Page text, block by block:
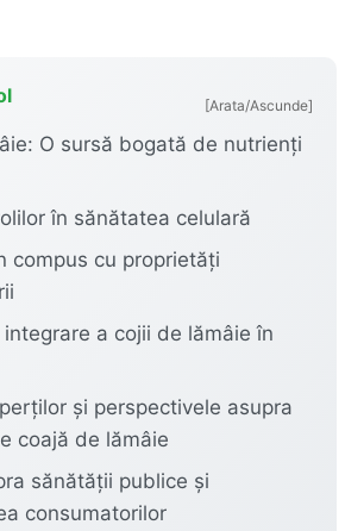
[Arata/Ascunde]
O sursă bogată de nutrienți
în sănătatea celulară
compus cu proprietăți
a cojii de lămâie în
și perspectivele asupra
coajă de lămâie
sănătății publice și
consumatorilor